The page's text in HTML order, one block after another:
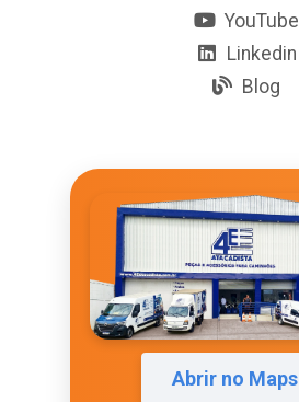
YouTube
Linkedin
Blog
Abrir no Maps